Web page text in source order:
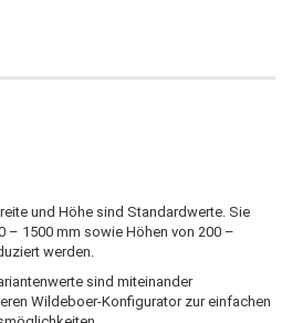
und Höhe sind Standardwerte. Sie
– 1500 mm sowie Höhen von 200 –
werden.
sind miteinander
Wildeboer-Konfigurator zur einfachen